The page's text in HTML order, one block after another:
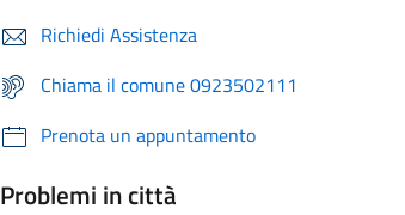
Richiedi Assistenza
Chiama il comune 0923502111
Prenota un appuntamento
Problemi in città